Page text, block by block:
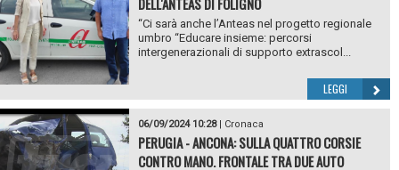
“Ci sarà anche l’Anteas nel progetto regionale
umbro “Educare insieme: percorsi
intergenerazionali di supporto extrascol...
LEGGI
06/09/2024 10:28| Cronaca
PERUGIA - ANCONA: SULLA QUATTRO CORSIE
CONTRO MANO. FRONTALE TRA DUE AUTO